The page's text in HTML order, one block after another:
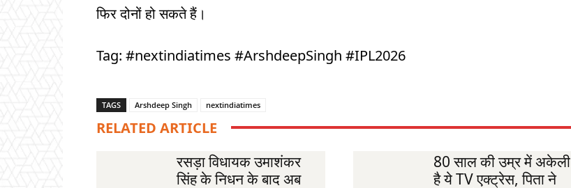
फिर दोनों हो सकते हैं।
Tag: #nextindiatimes #ArshdeepSingh #IPL2026
TAGS Arshdeep Singh nextindiatimes
RELATED ARTICLE
रसड़ा विधायक उमाशंकर
सिंह के निधन के बाद अब
80 साल की उम्र में अकेली
है ये TV एक्ट्रेस, पिता ने